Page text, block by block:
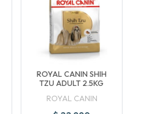
ROYAL CANIN SHIH
TZU ADULT 2.5KG
ROYAL CANIN